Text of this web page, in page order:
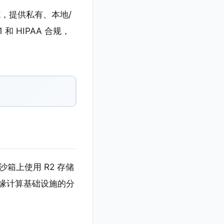
提供私有、本地/
HIPAA 合规，
箱上使用 R2 存储
计算基础设施的分